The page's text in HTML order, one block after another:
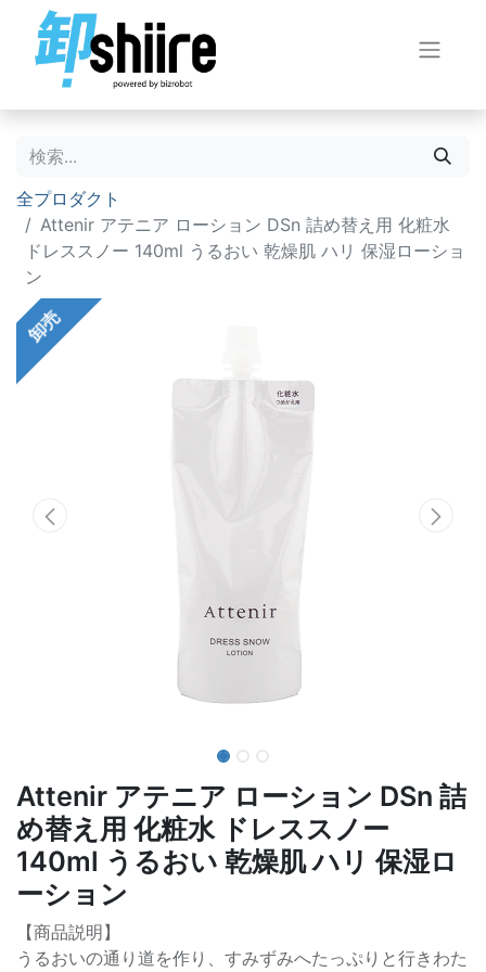
全プロダクト
Attenir アテニア ローション DSn 詰め替え用 化粧水
ドレススノー 140ml うるおい 乾燥肌 ハリ 保湿ローショ
ン
卸売
Attenir アテニア ローション DSn 詰
め替え用 化粧水 ドレススノー
140ml うるおい 乾燥肌 ハリ 保湿ロ
ーション
【商品説明】
うるおいの通り道を作り、すみずみへたっぷりと行きわた